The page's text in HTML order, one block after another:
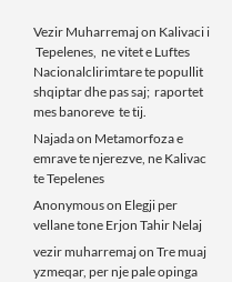
Vezir Muharremajon Kalivaci i
Tepelenes, ne vitet e Luftes
Nacionalclirimtare te popullit
shqiptar dhe pas saj; raportet
mes banoreve te tij.
Najadaon Metamorfoza e
emrave te njerezve, ne Kalivac
te Tepelenes
Anonymouson Elegji per
vellane tone Erjon Tahir Nelaj
vezir muharremajon Tre muaj
yzmeqar, per nje pale opinga